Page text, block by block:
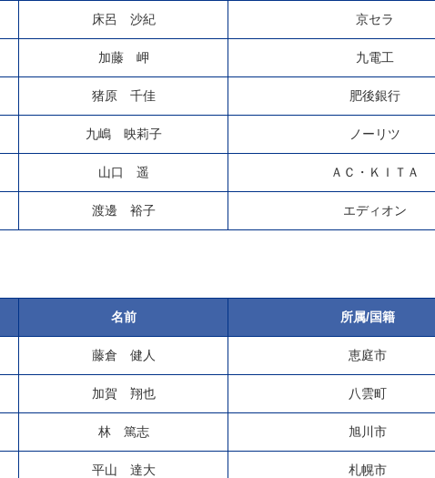
床呂 沙紀 京セラ
加藤 岬 九電工
猪原 千佳 肥後銀行
九嶋 映莉子 ノーリツ
山口 遥 ＡＣ・ＫＩＴＡ
渡邊 裕子 エディオン
名前 所属/国籍
藤倉 健人 恵庭市
加賀 翔也 八雲町
林 篤志 旭川市
平山 達大 札幌市